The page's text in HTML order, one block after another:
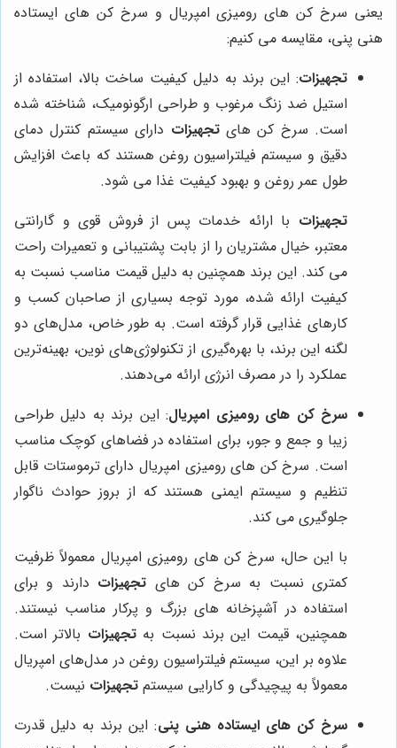
یعنی سرخ کن های رومیزی امپریال و سرخ کن های ایستاده
هنی پنی، مقایسه می کنیم:
تجهیزات: این برند به دلیل کیفیت ساخت بالا، استفاده از
استیل ضد زنگ مرغوب و طراحی ارگونومیک، شناخته شده
است. سرخ کن هایتجهیزات دارای سیستم کنترل دمای
دقیق و سیستم فیلتراسیون روغن هستند که باعث افزایش
طول عمر روغن و بهبود کیفیت غذا می شود.
تجهیزات با ارائه خدمات پس از فروش قوی و گارانتی
معتبر، خیال مشتریان را از بابت پشتیبانی و تعمیرات راحت
می کند. این برند همچنین به دلیل قیمت مناسب نسبت به
کیفیت ارائه شده، مورد توجه بسیاری از صاحبان کسب و
کارهای غذایی قرار گرفته است. به طور خاص، مدل‌های دو
لگنه این برند، با بهره‌گیری از تکنولوژی‌های نوین، بهینه‌ترین
عملکرد را در مصرف انرژی ارائه می‌دهند.
سرخ کن های رومیزی امپریال: این برند به دلیل طراحی
زیبا و جمع و جور، برای استفاده در فضاهای کوچک مناسب
است. سرخ کن های رومیزی امپریال دارای ترموستات قابل
تنظیم و سیستم ایمنی هستند که از بروز حوادث ناگوار
جلوگیری می کند.
با این حال، سرخ کن های رومیزی امپریال معمولاً ظرفیت
کمتری نسبت به سرخ کن های تجهیزات دارند و برای
استفاده در آشپزخانه های بزرگ و پرکار مناسب نیستند.
همچنین، قیمت این برند نسبت بهتجهیزات بالاتر است.
علاوه بر این، سیستم فیلتراسیون روغن در مدل‌های امپریال
معمولاً به پیچیدگی و کارایی سیستم تجهیزات نیست.
سرخ کن های ایستاده هنی پنی: این برند به دلیل قدرت